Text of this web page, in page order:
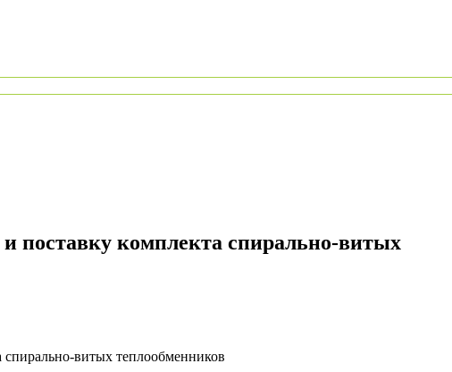
поставку комплекта спирально-витых
спирально-витых теплообменников